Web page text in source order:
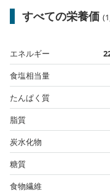
すべての栄養価
エネルギー
食塩相当量
たんぱく質
脂質
炭水化物
糖質
食物繊維